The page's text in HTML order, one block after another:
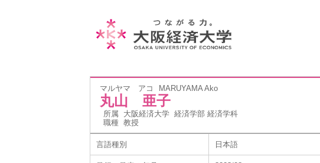
マルヤマ アコ MARUYAMA Ako
丸山 亜子
所属 大阪経済大学 経済学部 経済学科
職種 教授
言語種別 日本語